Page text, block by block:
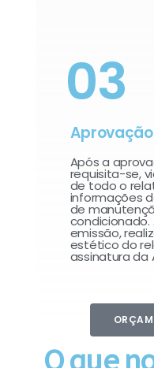
03
Aprovação
Após a
requisita-se,
de todo o
informações
de
condicionado.
emissão,
estético do
assinatura da
O que